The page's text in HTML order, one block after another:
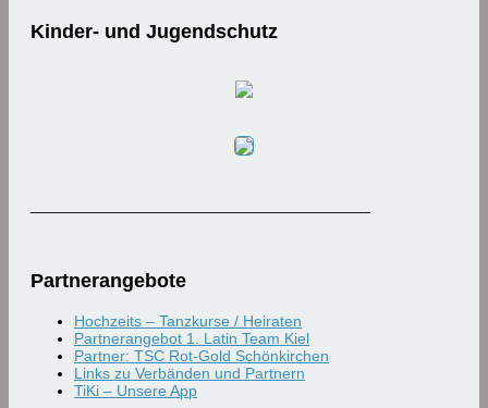
Kinder- und Jugendschutz
Partnerangebote
Hochzeits – Tanzkurse / Heiraten
Partnerangebot 1. Latin Team Kiel
Partner: TSC Rot-Gold Schönkirchen
Links zu Verbänden und Partnern
TiKi – Unsere App